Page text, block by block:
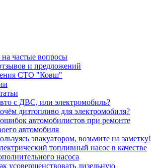
частые вопросы
и предложений
СТО "Ковш"
с ДВС, или электромобиль?
дизтопливо для электромобиля?
автомобилистов при ремонте
автомобиля
эвакуатором, возьмите на заметку!
топливный насос в качестве
насоса
усовершенствовать дизельную